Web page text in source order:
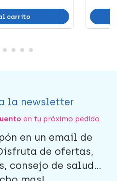
carrito
la newsletter
en tu próximo pedido.
en un email de
de ofertas,
consejo de salud...